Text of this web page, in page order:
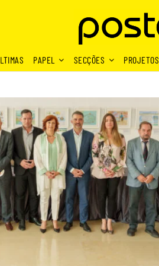
PAPEL SECÇÕES PROJETOS